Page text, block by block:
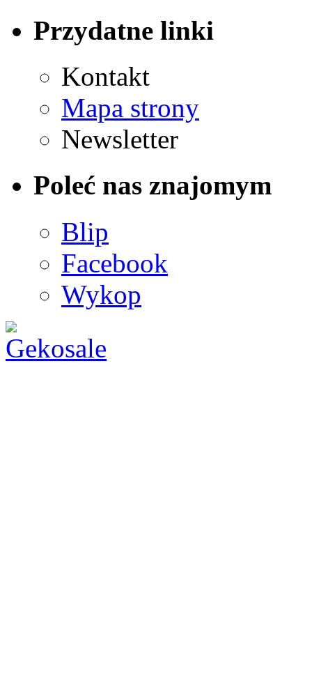
Przydatne linki
Kontakt
Mapa strony
Newsletter
Poleć nas znajomym
Blip
Facebook
Wykop